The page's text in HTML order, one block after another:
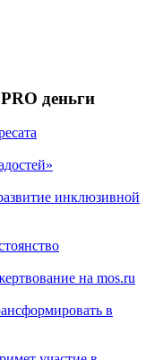
PRO деньги